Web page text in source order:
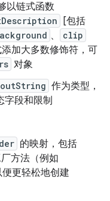
以链式函数
[包括
、 clip
加大多数修饰符，可
对象
作为类型，
字段和限制
的映射，包括
方法（例如
便更轻松地创建